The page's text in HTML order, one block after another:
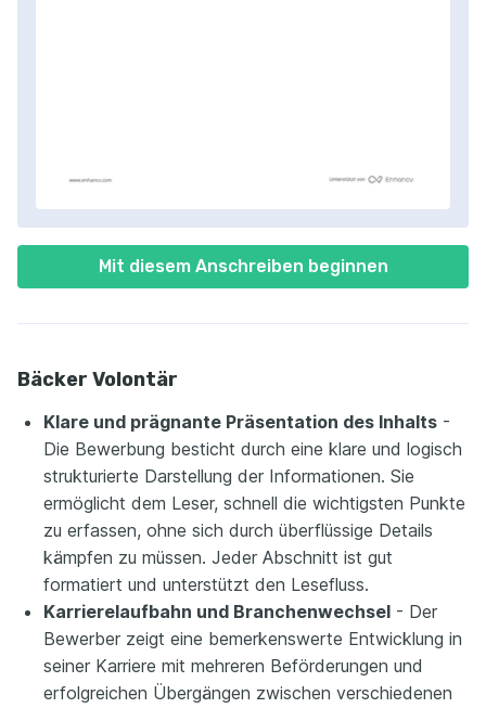
Mit diesem Anschreiben beginnen
Bäcker Volontär
Klare und prägnante Präsentation des Inhalts -
Die Bewerbung besticht durch eine klare und logisch
strukturierte Darstellung der Informationen. Sie
ermöglicht dem Leser, schnell die wichtigsten Punkte
zu erfassen, ohne sich durch überflüssige Details
kämpfen zu müssen. Jeder Abschnitt ist gut
formatiert und unterstützt den Lesefluss.
Karrierelaufbahn und Branchenwechsel - Der
Bewerber zeigt eine bemerkenswerte Entwicklung in
seiner Karriere mit mehreren Beförderungen und
erfolgreichen Übergängen zwischen verschiedenen